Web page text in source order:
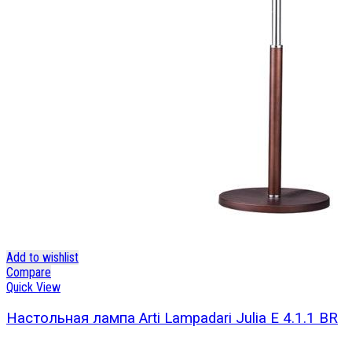
Add to wishlist
Compare
Quick View
Настольная лампа Arti Lampadari Julia E 4.1.1 BR